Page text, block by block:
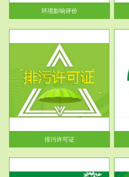
环境影响评价
告书、...
排污许可证
服务范围
应急预案
根据《中华人民共和国环境保护
法》第十九条 企业事业单位应
当按照...